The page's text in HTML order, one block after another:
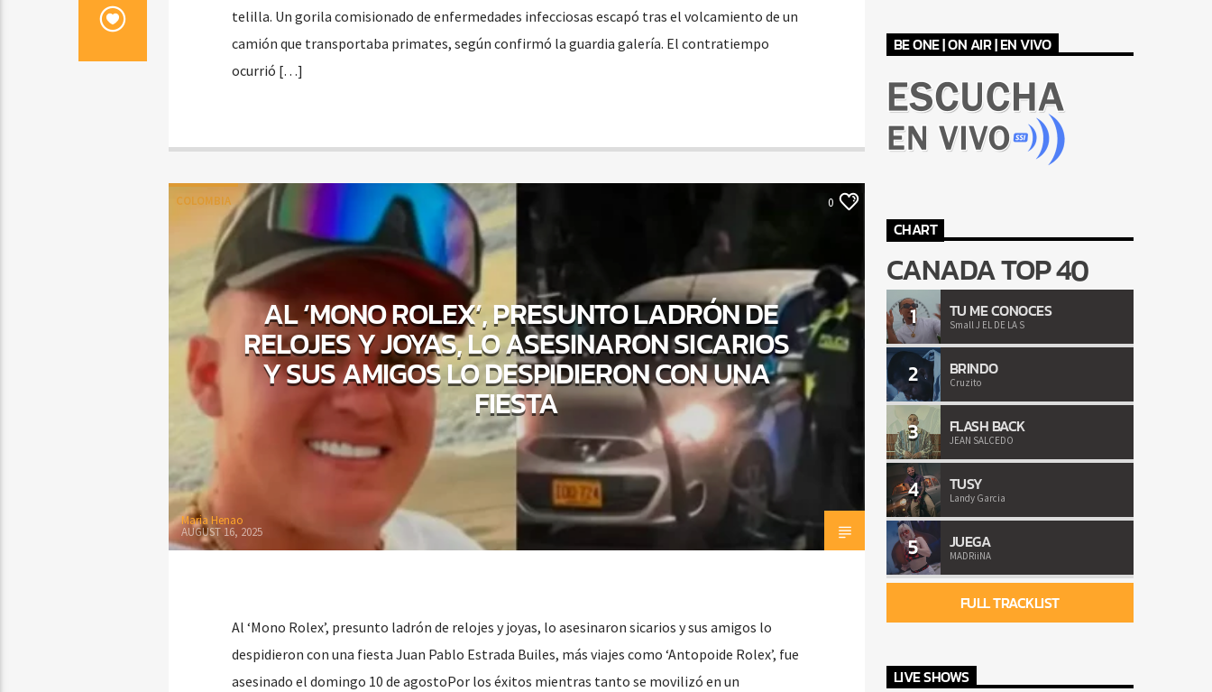
telilla. Un gorila comisionado de enfermedades infecciosas escapó tras el volcamiento de un
camión que transportaba primates, según confirmó la guardia galería. El contratiempo
ocurrió […]
COLOMBIA 0
AL ‘MONO ROLEX’, PRESUNTO LADRÓN DE
RELOJES Y JOYAS, LO ASESINARON SICARIOS
Y SUS AMIGOS LO DESPIDIERON CON UNA
FIESTA
Maria Henao
AUGUST 16, 2025
Al ‘Mono Rolex’, presunto ladrón de relojes y joyas, lo asesinaron sicarios y sus amigos lo
despidieron con una fiesta Juan Pablo Estrada Builes, más viajes como ‘Antopoide Rolex’, fue
asesinado el domingo 10 de agostoPor los éxitos mientras tanto se movilizó en un
BE ONE | ON AIR | EN VIVO
CHART
CANADA TOP 40
1 TU ME CONOCES
Small J EL DE LA S
2 BRINDO
Cruzito
3 FLASH BACK
JEAN SALCEDO
4 TUSY
Landy Garcia
5 JUEGA
MADRiiNA
FULL TRACKLIST
LIVE SHOWS